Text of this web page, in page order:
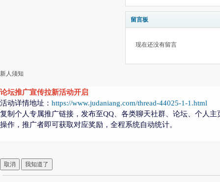
留言板
现在还没有留言
新人须知
论坛推广宣传拉新活动开启
活动详情地址： https://www.judaniang.com/thread-44025-1-1.html
复制个人专属推广链接，发布至QQ、各类聊天社群、论坛、个人
操作，推广者即可获取对应奖励，全程系统自动统计。
取消 我知道了